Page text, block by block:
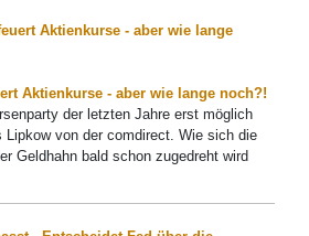
Aktienkurse - aber wie lange noch?!
der letzten Jahre erst möglich
Lipkow von der comdirect. Wie sich die
Geldhahn bald schon zugedreht wird